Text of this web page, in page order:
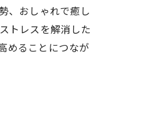
、おしゃれで癒し
トレスを解消した
めることにつなが